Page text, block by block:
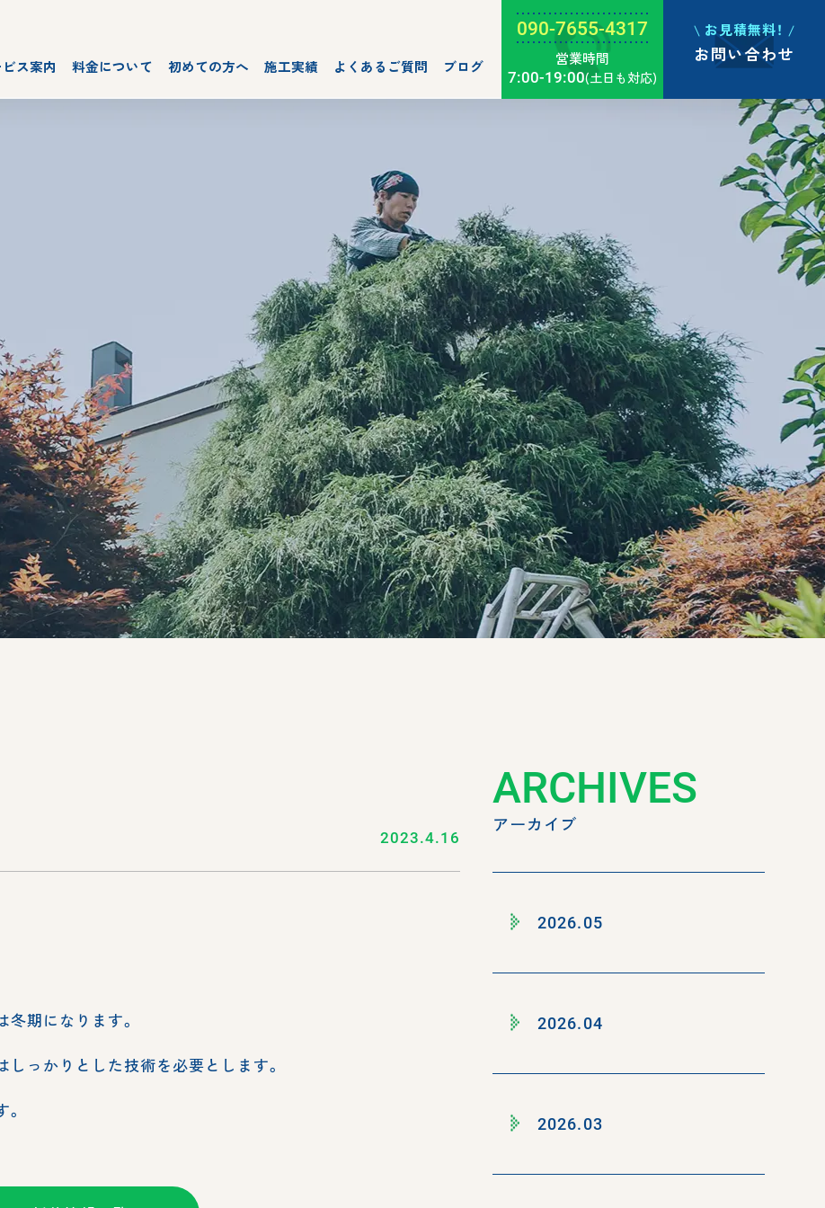
ス案内 料金について 初めての方へ 施工実績 よくあるご質問 ブログ
090-7655-4317
営業時間
7:00-19:00(土日も対応)
お見積無料！
お問い合わせ
2023.4.16
期になります。
っかりとした技術を必要とします。
ARCHIVES
アーカイブ
2026.05
2026.04
2026.03